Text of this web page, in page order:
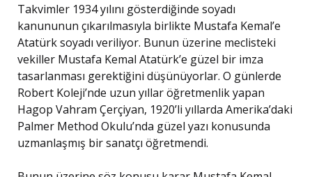
Takvimler 1934 yılını gösterdiğinde soyadı
kanununun çıkarılmasıyla birlikte Mustafa Kemal’e
Atatürk soyadı veriliyor. Bunun üzerine meclisteki
vekiller Mustafa Kemal Atatürk’e güzel bir imza
tasarlanması gerektiğini düşünüyorlar. O günlerde
Robert Koleji’nde uzun yıllar öğretmenlik yapan
Hagop Vahram Çerçiyan, 1920’li yıllarda Amerika’daki
Palmer Method Okulu’nda güzel yazı konusunda
uzmanlaşmış bir sanatçı öğretmendi.